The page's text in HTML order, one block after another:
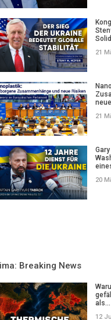
21
21
20
15
Breaking News
als...
12